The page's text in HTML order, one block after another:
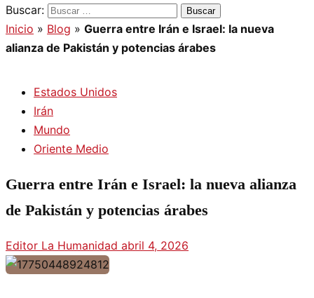
Buscar:
Inicio » Blog » Guerra entre Irán e Israel: la nueva
alianza de Pakistán y potencias árabes
Estados Unidos
Irán
Mundo
Oriente Medio
Guerra entre Irán e Israel: la nueva alianza
de Pakistán y potencias árabes
Editor La Humanidad abril 4, 2026